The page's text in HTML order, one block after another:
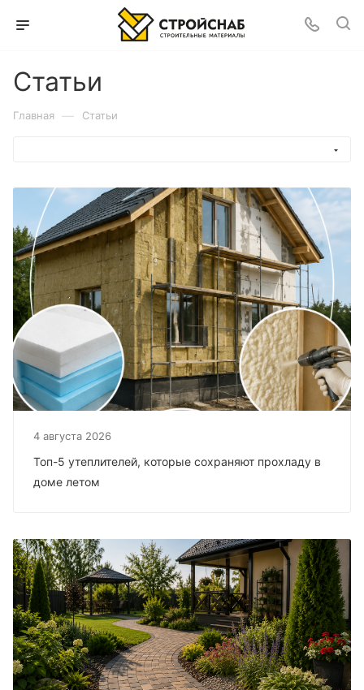
Статьи
Главная — Статьи
4 августа 2026
Топ-5 утеплителей, которые сохраняют прохладу в
доме летом